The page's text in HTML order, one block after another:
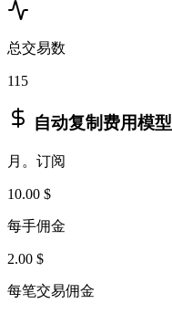
总交易数
115
自动复制费用模型
月。订阅
10.00 $
每手佣金
2.00 $
每笔交易佣金